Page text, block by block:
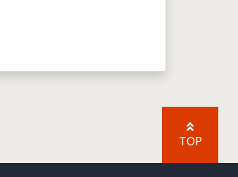
TOP